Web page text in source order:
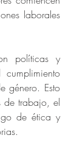
laborales
políticas y
género. Esto
de trabajo, el
de ética y